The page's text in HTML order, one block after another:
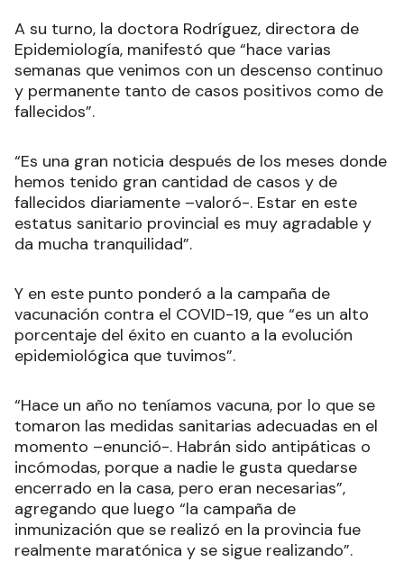
A su turno, la doctora Rodríguez, directora de
Epidemiología, manifestó que “hace varias
semanas que venimos con un descenso continuo
y permanente tanto de casos positivos como de
fallecidos”.
“Es una gran noticia después de los meses donde
hemos tenido gran cantidad de casos y de
fallecidos diariamente –valoró-. Estar en este
estatus sanitario provincial es muy agradable y
da mucha tranquilidad”.
Y en este punto ponderó a la campaña de
vacunación contra el COVID-19, que “es un alto
porcentaje del éxito en cuanto a la evolución
epidemiológica que tuvimos”.
“Hace un año no teníamos vacuna, por lo que se
tomaron las medidas sanitarias adecuadas en el
momento –enunció-. Habrán sido antipáticas o
incómodas, porque a nadie le gusta quedarse
encerrado en la casa, pero eran necesarias”,
agregando que luego “la campaña de
inmunización que se realizó en la provincia fue
realmente maratónica y se sigue realizando”.